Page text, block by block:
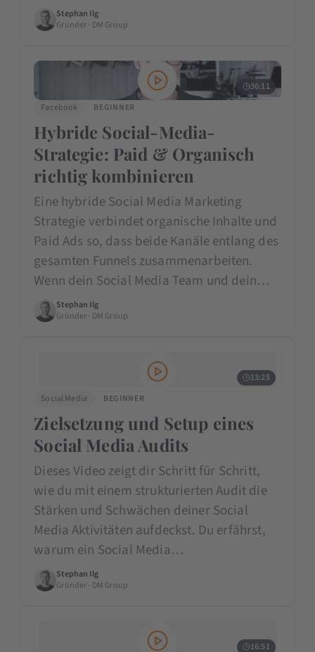
Stephan Ilg
Gründer · DM Group
36:11
Facebook
BEGINNER
Hybride Social-Media-
Strategie: Paid & Organisch
richtig kombinieren
Eine hybride Social Media Marketing
Strategie verbindet organische Inhalte und
Paid Ads so, dass beide Kanäle entlang des
gesamten Funnels zusammenarbeiten.
Wenn dein Social Media Team und dein…
Stephan Ilg
Gründer · DM Group
13:25
Social Media
BEGINNER
Zielsetzung und Setup eines
Social Media Audits
Dieses Video zeigt dir Schritt für Schritt,
wie du mit einem strukturierten Audit die
Stärken und Schwächen deiner Social
Media Aktivitäten aufdeckst. Du erfährst,
warum ein Social Media…
Stephan Ilg
Gründer · DM Group
16:51